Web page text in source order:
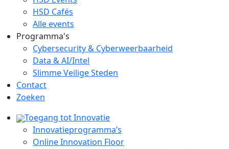
HSD Cafés
Alle events
Programma's
Cybersecurity & Cyberweerbaarheid
Data & AI/Intel
Slimme Veilige Steden
Contact
Zoeken
Toegang tot Innovatie
Innovatieprogramma’s
Online Innovation Floor